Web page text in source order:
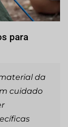
para
da
cuidado